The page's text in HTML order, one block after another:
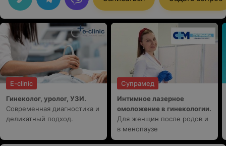
первого приема (иглоукалывание и электропунктура) у
доктора Е Синь мне сразу стало же лучше (
уменьшился болевой синдром и увеличился объем
движений в плече). Доктор Е Синь очень тщательно
подходит к сбору анамнеза пациента, внимательный,
приятный в общении. Благодарю центр Эксперт+, что
благодаря международному сотрудничеству мы имеем
возможность обратиться к Магистру акупунктуры
(редкому специалисту высокого класса). Очень
рекомендую.
E-clinic
Гинеколог, уролог, УЗИ.
Современная диагностика и
деликатный подход.
Супрамед
Интимное лазерное
омоложение в гинекологии.
Для женщин после родов и
в менопаузе